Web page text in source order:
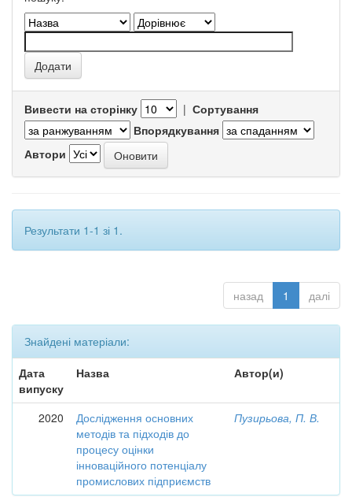
Вивести на сторінку | Сортування
Впорядкування
Автори
Результати 1-1 зі 1.
назад 1 далі
Знайдені матеріали:
Дата
випуску
Назва Автор(и)
2020
Дослідження основних
методів та підходів до
процесу оцінки
інноваційного потенціалу
промислових підприємств
Пузирьова, П. В.